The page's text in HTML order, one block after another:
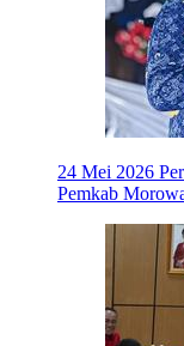
24 Mei 2026
Pemkab